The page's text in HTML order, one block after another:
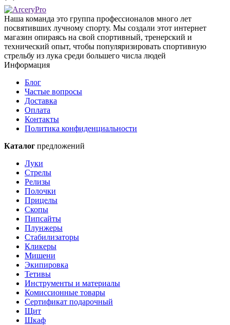
Наша команда это группа профессионалов много лет
посвятивших лучному спорту. Мы создали этот интернет
магазин опираясь на свой спортивный, тренерский и
технический опыт, чтобы популяризировать спортивную
стрельбу из лука среди большего числа людей
Информация
Блог
Частые вопросы
Доставка
Оплата
Контакты
Политика конфиденциальности
Каталог предложений
Луки
Стрелы
Релизы
Полочки
Прицелы
Скопы
Пипсайты
Плунжеры
Стабилизаторы
Кликеры
Мишени
Экипировка
Тетивы
Инструменты и материалы
Комиссионные товары
Сертификат подарочный
Щит
Шкаф